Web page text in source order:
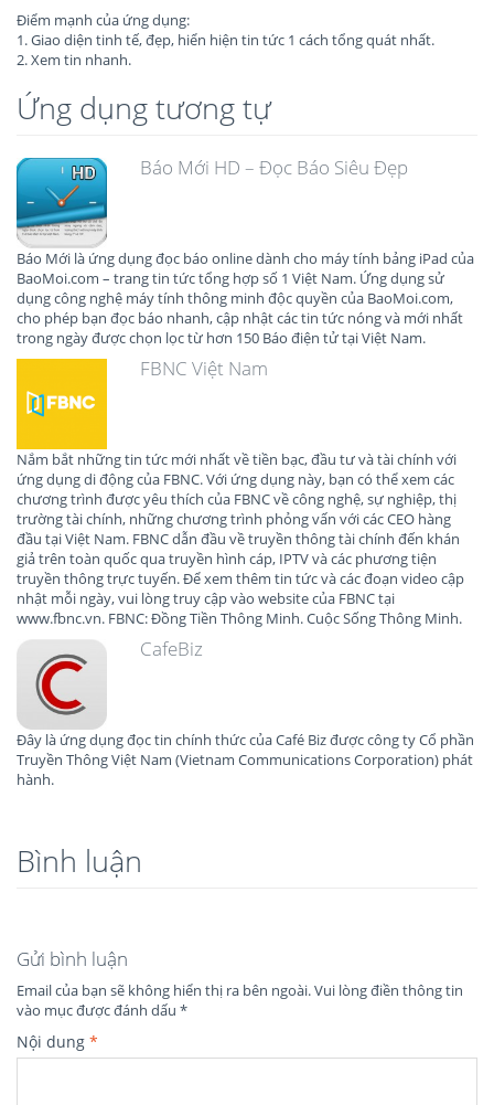
Điểm mạnh của ứng dụng:
1. Giao diện tinh tế, đẹp, hiển hiện tin tức 1 cách tổng quát nhất.
2. Xem tin nhanh.
Ứng dụng tương tự
Báo Mới HD – Đọc Báo Siêu Đẹp
Báo Mới là ứng dụng đọc báo online dành cho máy tính bảng iPad của
BaoMoi.com – trang tin tức tổng hợp số 1 Việt Nam. Ứng dụng sử
dụng công nghệ máy tính thông minh độc quyền của BaoMoi.com,
cho phép bạn đọc báo nhanh, cập nhật các tin tức nóng và mới nhất
trong ngày được chọn lọc từ hơn 150 Báo điện tử tại Việt Nam.
FBNC Việt Nam
Nắm bắt những tin tức mới nhất về tiền bạc, đầu tư và tài chính với
ứng dụng di động của FBNC. Với ứng dụng này, bạn có thể xem các
chương trình được yêu thích của FBNC về công nghệ, sự nghiệp, thị
trường tài chính, những chương trình phỏng vấn với các CEO hàng
đầu tại Việt Nam. FBNC dẫn đầu về truyền thông tài chính đến khán
giả trên toàn quốc qua truyền hình cáp, IPTV và các phương tiện
truyền thông trực tuyến. Để xem thêm tin tức và các đoạn video cập
nhật mỗi ngày, vui lòng truy cập vào website của FBNC tại
www.fbnc.vn. FBNC: Đồng Tiền Thông Minh. Cuộc Sống Thông Minh.
CafeBiz
Đây là ứng dụng đọc tin chính thức của Café Biz được công ty Cổ phần
Truyền Thông Việt Nam (Vietnam Communications Corporation) phát
hành.
Bình luận
Gửi bình luận
Email của bạn sẽ không hiển thị ra bên ngoài.Vui lòng điền thông tin
vào mục được đánh dấu *
Nội dung *